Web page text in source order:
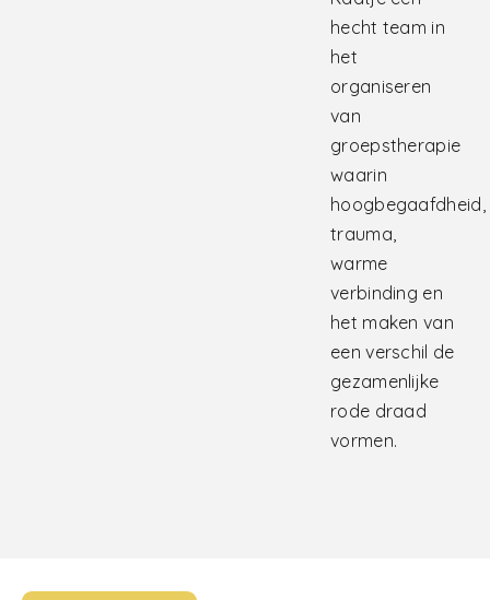
hecht team in
het
organiseren
van
groepstherapie
waarin
hoogbegaafdheid,
trauma,
warme
verbinding en
het maken van
een verschil de
gezamenlijke
rode draad
vormen.